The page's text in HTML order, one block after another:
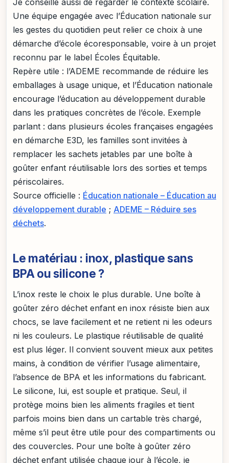
Je conseille aussi de regarder le contexte scolaire.
Une équipe engagée avec l’Éducation nationale sur
les gestes du quotidien peut relier ce choix à une
démarche d’école écoresponsable, voire à un projet
reconnu par le label Écoles Équitable.
Repère utile : l’ADEME recommande de réduire les
emballages à usage unique, et l’Éducation nationale
encourage l’éducation au développement durable
dans les pratiques concrètes de l’école. Exemple
parlant : dans plusieurs écoles françaises engagées
en démarche E3D, les familles sont invitées à
remplacer les sachets jetables par une boîte à
goûter enfant réutilisable lors des sorties et temps
périscolaires.
Source officielle : Éducation nationale – Éducation au
développement durable ; ADEME – Réduire ses
déchets.
Le matériau : inox, plastique sans
BPA ou silicone ?
L’inox reste le choix le plus durable. Une boîte à
goûter zéro déchet enfant en inox résiste bien aux
chocs, se lave facilement et ne retient ni les odeurs
ni les couleurs. Le plastique réutilisable de qualité
est plus léger. Il convient souvent mieux aux petites
mains, à condition de vérifier l’usage alimentaire,
l’absence de BPA et les informations du fabricant.
Le silicone, lui, est souple et pratique. Seul, il
protège moins bien les aliments fragiles et tient
parfois moins bien dans un cartable très chargé,
même s’il peut être utile pour des compartiments ou
des couvercles. Pour une boîte à goûter zéro
déchet enfant utilisée chaque jour à l’école, je